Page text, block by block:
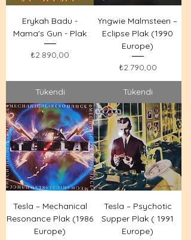
Erykah Badu -
Mama's Gun - Plak
Fiyat
₺2.890,00
Tükendi
Yngwie Malmsteen –
Eclipse Plak (1990
Europe)
Fiyat
₺2.790,00
Tükendi
Tesla – Mechanical
Resonance Plak (1986
Europe)
Tesla – Psychotic
Supper Plak ( 1991
Europe)